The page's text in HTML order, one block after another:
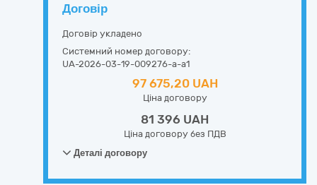
Договір
Договір укладено
Системний номер договору:
UA-2026-03-19-009276-a-a1
97 675,20 UAH
Ціна договору
81 396 UAH
Ціна договору без ПДВ
Деталі договору